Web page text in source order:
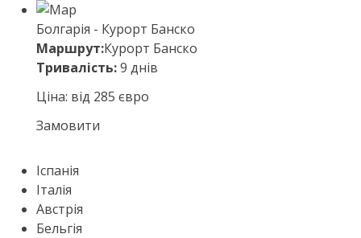
Болгарія - Курорт Банско
Маршрут:Курорт Банско
Тривалість:9 днів
Ціна: від 285 євро
Замовити
Іспанія
Італія
Австрія
Бельгія